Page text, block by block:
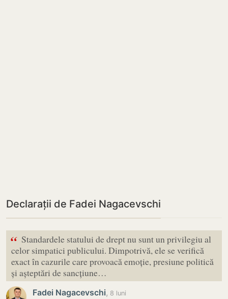
Declarații de Fadei Nagacevschi
“ Standardele statului de drept nu sunt un privilegiu al
celor simpatici publicului. Dimpotrivă, ele se verifică
exact în cazurile care provoacă emoție, presiune politică
și așteptări de sancțiune…
Fadei Nagacevschi, 8 luni